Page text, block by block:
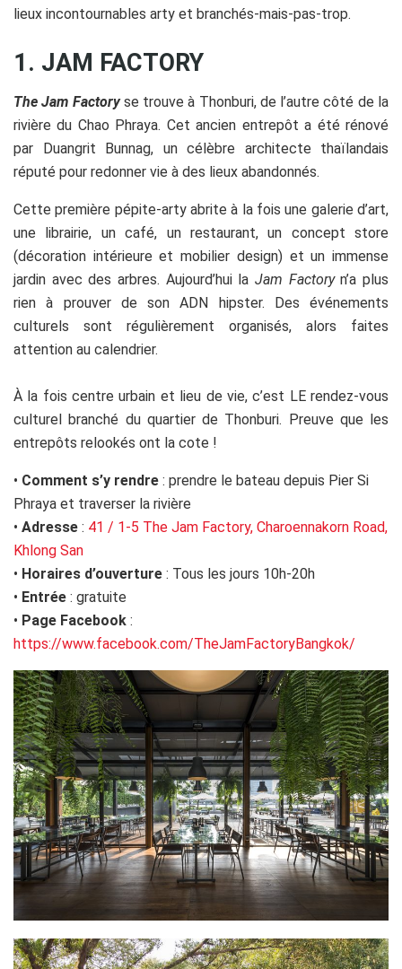
lieux incontournables arty et branchés-mais-pas-trop.
1. JAM FACTORY
The Jam Factoryse trouve à Thonburi, de l’autre côté de la
rivière du Chao Phraya. Cet ancien entrepôt a été rénové
par Duangrit Bunnag, un célèbre architecte thaïlandais
réputé pour redonner vie à des lieux abandonnés.
Cette première pépite-arty abrite à la fois une galerie d’art,
une librairie, un café, un restaurant, un concept store
(décoration intérieure et mobilier design) et un immense
jardin avec des arbres. Aujourd’hui la Jam Factoryn’a plus
rien à prouver de son ADN hipster. Des événements
culturels sont régulièrement organisés, alors faites
attention au calendrier.
À la fois centre urbain et lieu de vie, c’est LE rendez-vous
culturel branché du quartier de Thonburi. Preuve que les
entrepôts relookés ont la cote !
• Comment s’y rendre : prendre le bateau depuis Pier Si
Phraya et traverser la rivière
• Adresse : 41 / 1-5 The Jam Factory, Charoennakorn Road,
Khlong San
• Horaires d’ouverture : Tous les jours 10h-20h
• Entrée : gratuite
• Page Facebook :
https://www.facebook.com/TheJamFactoryBangkok/